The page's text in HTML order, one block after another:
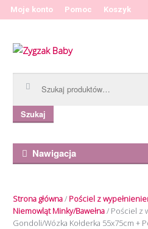
Moje konto Pomoc Koszyk
Przeskocz do nawigacji
Przeskocz do treści
Szukaj
Nawigacja
Strona główna/ Pościel z
Niemowląt Minky/Bawełna/ Pościel z
Gondoli/Wózka Kołderka 55x75cm +